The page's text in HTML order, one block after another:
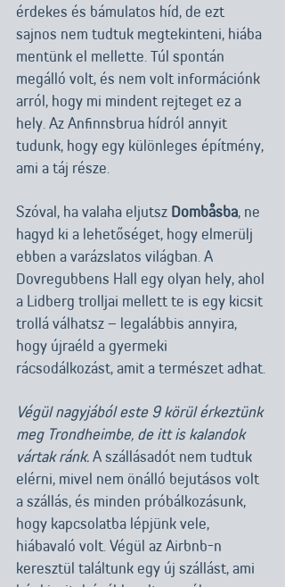
érdekes és bámulatos híd, de ezt
sajnos nem tudtuk megtekinteni, hiába
mentünk el mellette. Túl spontán
megálló volt, és nem volt információnk
arról, hogy mi mindent rejteget ez a
hely. Az Anfinnsbrua hídról annyit
tudunk, hogy egy különleges építmény,
ami a táj része.
Szóval, ha valaha eljutsz Dombåsba, ne
hagyd ki a lehetőséget, hogy elmerülj
ebben a varázslatos világban. A
Dovregubbens Hall egy olyan hely, ahol
a Lidberg trolljai mellett te is egy kicsit
trollá válhatsz – legalábbis annyira,
hogy újraéld a gyermeki
rácsodálkozást, amit a természet adhat.
Végül nagyjából este 9 körül érkeztünk
meg Trondheimbe, de itt is kalandok
vártak ránk. A szállásadót nem tudtuk
elérni, mivel nem önálló bejutásos volt
a szállás, és minden próbálkozásunk,
hogy kapcsolatba lépjünk vele,
hiábavaló volt. Végül az Airbnb-n
keresztül találtunk egy új szállást, ami